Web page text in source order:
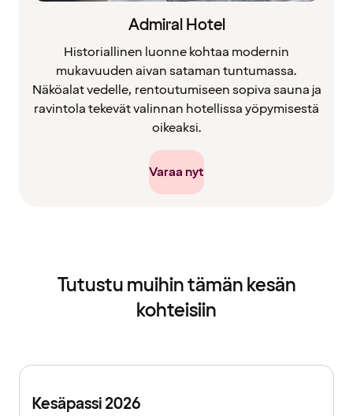
Admiral Hotel
Historiallinen luonne kohtaa modernin
mukavuuden aivan sataman tuntumassa.
Näköalat vedelle, rentoutumiseen sopiva sauna ja
ravintola tekevät valinnan hotellissa yöpymisestä
oikeaksi.
Varaa nyt
Tutustu muihin tämän kesän
kohteisiin
Kesäpassi 2026